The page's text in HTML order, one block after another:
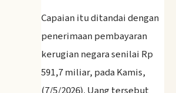
‎Capaian itu ditandai dengan
penerimaan pembayaran
kerugian negara senilai Rp
591,7 miliar, pada Kamis,